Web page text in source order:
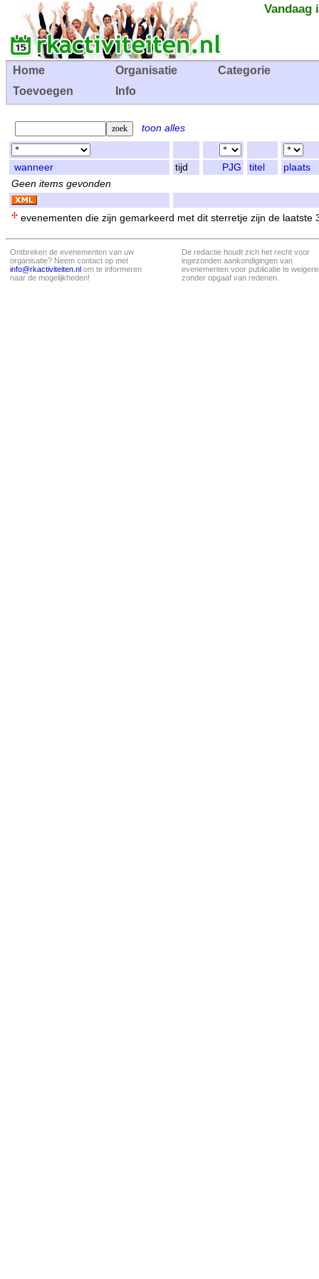
Vandaag
Home Organisatie
Categorie
Toevoegen
Info
toon alles
wanneer tijd PJG titel
plaats
Geen items gevonden
evenementen die zijn gemarkeerd met dit sterretje zijn de laatste
Ontbreken de evenementen van uw
organisatie? Neem contact op met
info@rkactiviteiten.nl om te informeren
naar de mogelijkheden!
De redactie houdt zich het recht voor
ingezonden aankondigingen van
evenementen voor publicatie te
zonder opgaaf van redenen.